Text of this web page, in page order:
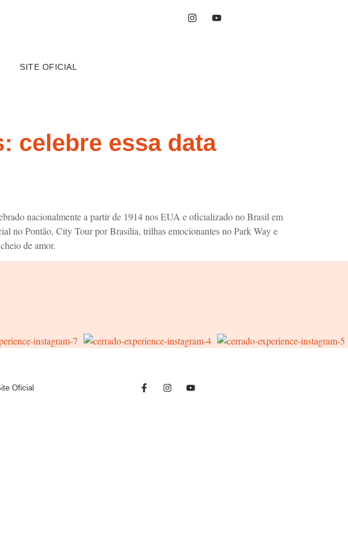
SITE OFICIAL
celebre essa data
nacionalmente a partir de 1914 nos EUA e oficializado no Brasil em
no Pontão, City Tour por Brasília, trilhas emocionantes no Park Way e
de amor.
Oficial